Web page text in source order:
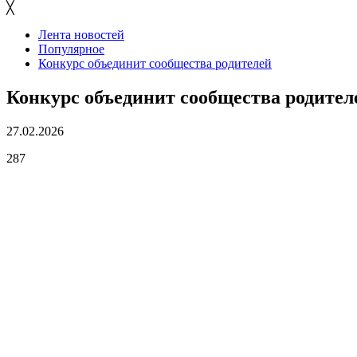
╳
Лента новостей
Популярное
Конкурс объединит сообщества родителей
Конкурс объединит сообщества
27.02.2026
287